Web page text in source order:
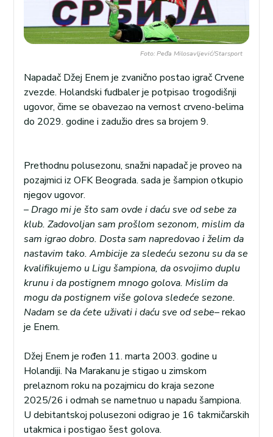
Foto: Peđa Milosavljević/Starsport
Napadač Džej Enem je zvanično postao igrač Crvene
zvezde. Holandski fudbaler je potpisao trogodišnji
ugovor, čime se obavezao na vernost crveno-belima
do 2029. godine i zadužio dres sa brojem 9.
Prethodnu polusezonu, snažni napadač je proveo na
pozajmici iz OFK Beograda. sada je šampion otkupio
njegov ugovor.
–Drago mi je što sam ovde i daću sve od sebe za
klub. Zadovoljan sam prošlom sezonom, mislim da
sam igrao dobro. Dosta sam napredovao i želim da
nastavim tako. Ambicije za sledeću sezonu su da se
kvalifikujemo u Ligu šampiona, da osvojimo duplu
krunu i da postignem mnogo golova. Mislim da
mogu da postignem više golova sledeće sezone.
Nadam se da ćete uživati i daću sve od sebe– rekao
je Enem.
Džej Enem je rođen 11. marta 2003. godine u
Holandiji. Na Marakanu je stigao u zimskom
prelaznom roku na pozajmicu do kraja sezone
2025/26 i odmah se nametnuo u napadu šampiona.
U debitantskoj polusezoni odigrao je 16 takmičarskih
utakmica i postigao šest golova.